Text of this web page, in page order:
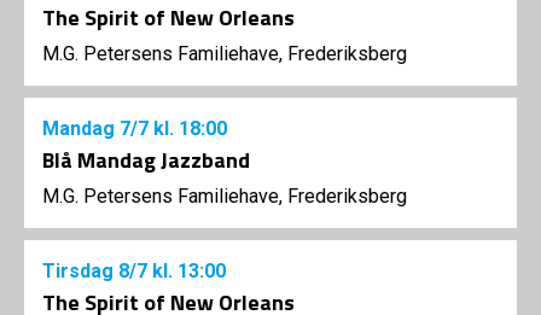
The Spirit of New Orleans
M.G. Petersens Familiehave, Frederiksberg
Mandag 7/7 kl. 18:00
Blå Mandag Jazzband
M.G. Petersens Familiehave, Frederiksberg
Tirsdag 8/7 kl. 13:00
The Spirit of New Orleans